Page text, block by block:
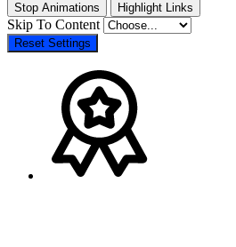
Stop Animations Highlight Links
Skip To Content
Reset Settings